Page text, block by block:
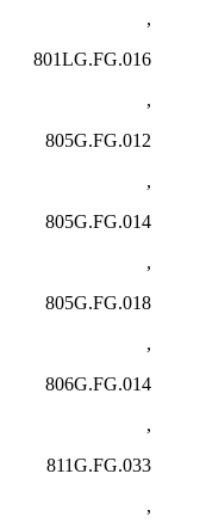
,
801LG.FG.016
,
805G.FG.012
,
805G.FG.014
,
805G.FG.018
,
806G.FG.014
,
811G.FG.033
,